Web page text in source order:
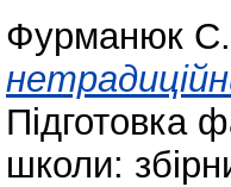
Фурманюк
Підготовка
школи: